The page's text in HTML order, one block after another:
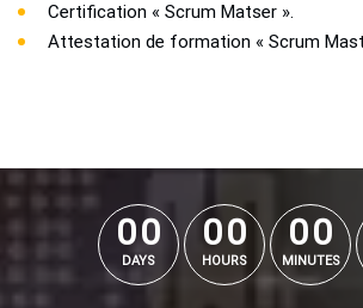
Certification « Scrum Matser ».
Attestation de formation « Scrum
00
00
DAYS
00
00
HOURS
00
00
MINUTES